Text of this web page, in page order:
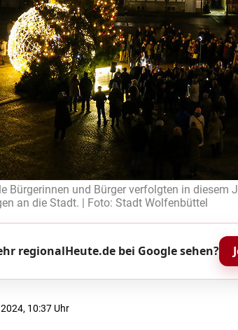
Bürgerinnen und Bürger verfolgten in diesem
an die Stadt. | Foto: Stadt Wolfenbüttel
regionalHeute.de bei Google sehen?
10:37 Uhr